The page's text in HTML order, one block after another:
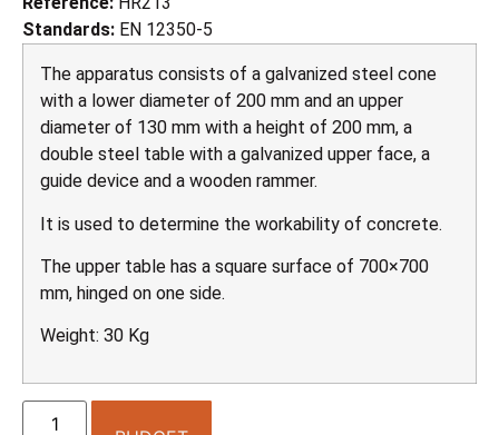
Standards: EN 12350-5
The apparatus consists of a galvanized steel cone
with a lower diameter of 200 mm and an upper
diameter of 130 mm with a height of 200 mm, a
double steel table with a galvanized upper face, a
guide device and a wooden rammer.
It is used to determine the workability of concrete.
The upper table has a square surface of 700×700
mm, hinged on one side.
Weight: 30 Kg